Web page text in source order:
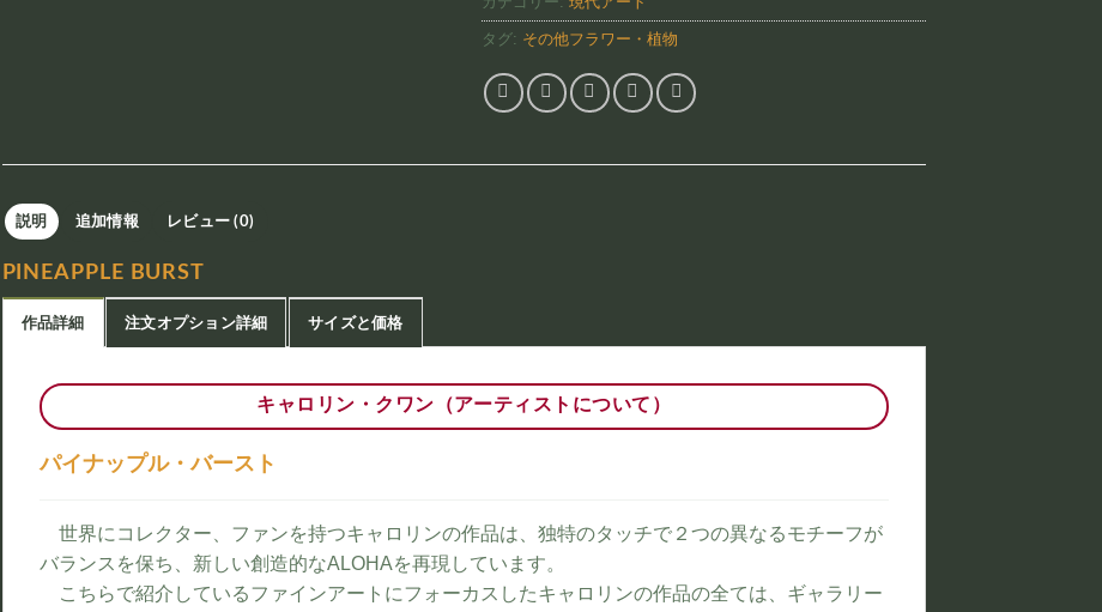
タグ: その他フラワー・植物
説明 追加情報 レビュー (0)
PINEAPPLE BURST
作品詳細 注文オプション詳細 サイズと価格
キャロリン・クワン（アーティストについて）
パイナップル・バースト
世界にコレクター、ファンを持つキャロリンの作品は、独特のタッチで２つの異なるモチーフが
バランスを保ち、新しい創造的なALOHAを再現しています。
こちらで紹介しているファインアートにフォーカスしたキャロリンの作品の全ては、ギャラリー